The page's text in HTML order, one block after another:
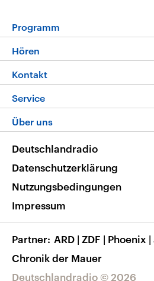
Programm
Programm
Die Nachrichten
Nachrichtenleicht
Neue Beiträge auf dlf.de
Hören
Livestream
Podcasts
Deutschlandfunk App
Nachrichten App
Frequenzen
Kontakt
Hörerservice
Service
FAQ
Veranstaltungen
Musikliste
RSS
Über uns
Barrierefreiheit
Deutschlandradio © 2026
Deutschlandradio
Datenschutzerklärung
Nutzungsbedingungen
Impressum
Partner ARD | ZDF | Phoenix |
Chronik der Mauer